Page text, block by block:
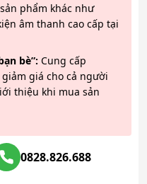
phẩm khác như
âm thanh cao cấp tại
bè”: Cung cấp
giá cho cả người
thiệu khi mua sản
0828.826.688